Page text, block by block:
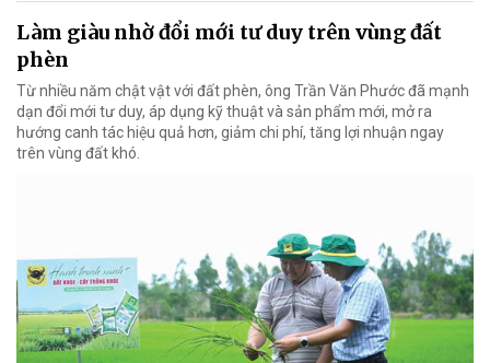
Làm giàu nhờ đổi mới tư duy trên vùng đất
phèn
Từ nhiều năm chật vật với đất phèn, ông Trần Văn Phước đã mạnh
dạn đổi mới tư duy, áp dụng kỹ thuật và sản phẩm mới, mở ra
hướng canh tác hiệu quả hơn, giảm chi phí, tăng lợi nhuận ngay
trên vùng đất khó.